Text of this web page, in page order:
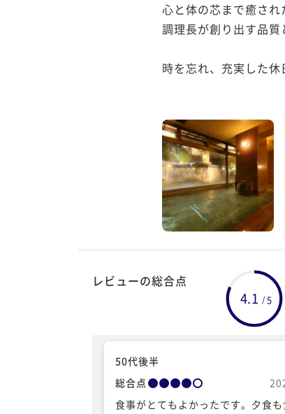
心と体の芯まで癒され
調理長が創り出す品質
時を忘れ、充実した
レビューの総合点
4.1 /5
50代後半
総合点
食事がとてもよかったです。夕食